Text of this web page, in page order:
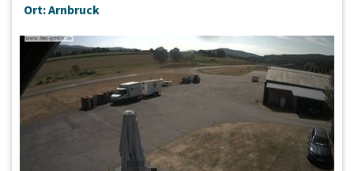
Ort: Arnbruck